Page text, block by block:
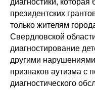
диагностики,
президентских
только жителям
Свердловской
диагностирование
другими
признаков аутизма с
диагностического